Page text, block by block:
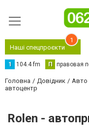
Наші спецпроєкти
1
1 104.4 fm П правовая
Головна Довідник Авто
автоцентр
Rolen -